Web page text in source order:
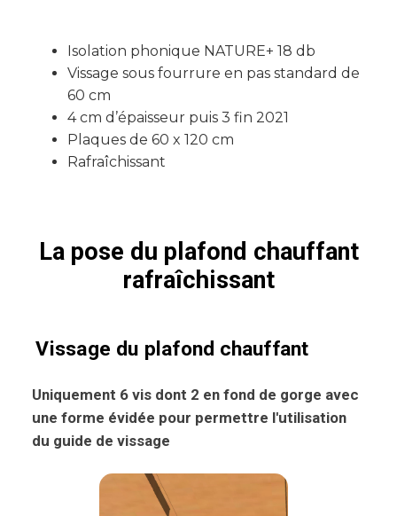
Isolation phonique NATURE+ 18 db
Vissage sous fourrure en pas standard de
60 cm
4 cm d’épaisseur puis 3 fin 2021
Plaques de 60 x 120 cm
Rafraîchissant
La pose du plafond chauffant
rafraîchissant
Vissage du plafond chauffant
Uniquement 6 vis dont 2 en fond de gorge avec
une forme évidée pour permettre l'utilisation
du guide de vissage